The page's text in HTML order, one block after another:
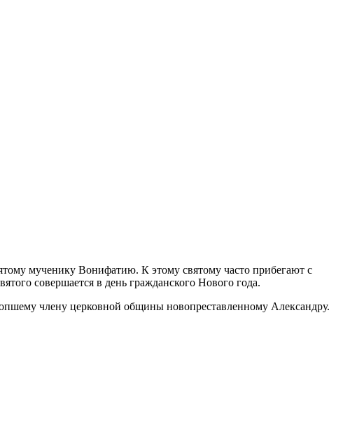
мученику Вонифатию. К этому святому часто прибегают с
совершается в день гражданского Нового года.
члену церковной общины новопреставленному Александру.